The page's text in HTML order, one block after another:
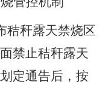
秸秆露天禁烧区
禁止秸秆露天
定通告后，按